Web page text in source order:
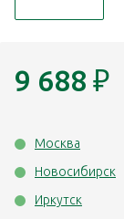
9 688 ₽
Москва
Новосибирск
Иркутск